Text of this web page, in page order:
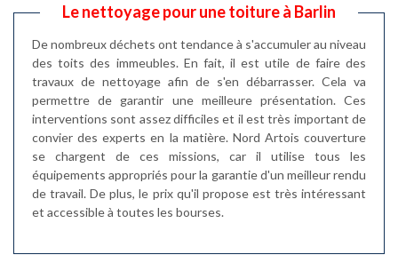
Le nettoyage pour une toiture à Barlin
De nombreux déchets ont tendance à s'accumuler au niveau
des toits des immeubles. En fait, il est utile de faire des
travaux de nettoyage afin de s'en débarrasser. Cela va
permettre de garantir une meilleure présentation. Ces
interventions sont assez difficiles et il est très important de
convier des experts en la matière. Nord Artois couverture
se chargent de ces missions, car il utilise tous les
équipements appropriés pour la garantie d'un meilleur rendu
de travail. De plus, le prix qu'il propose est très intéressant
et accessible à toutes les bourses.